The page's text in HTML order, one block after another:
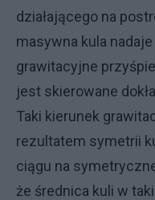
działającego na
masywna kula
grawitacyjne
jest skierowane
Taki kierunek
rezultatem symetrii
ciągu na
że średnica kuli w